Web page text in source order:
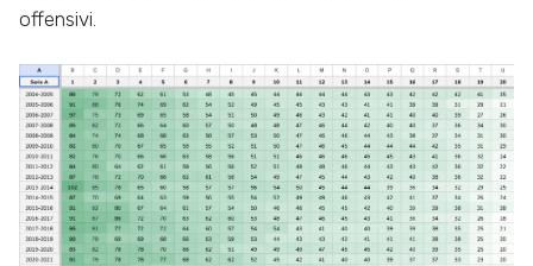
offensivi.